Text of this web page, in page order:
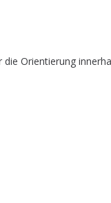
die Orientierung